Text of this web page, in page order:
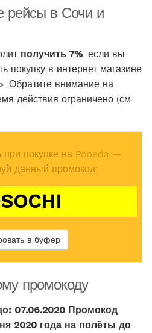
рейсы в Сочи и
получить 7% , если вы
покупку в интернет магазине
Обратите внимание на
действия ограничено (см.
при покупке на Pobeda —
данный промокод:
в буфер
промокоду
07.06.2020 Промокод
2020 года на полёты до